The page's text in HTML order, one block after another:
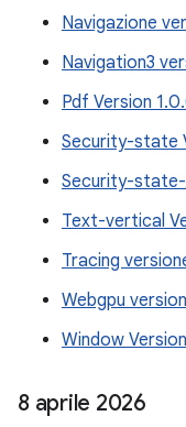
Navigazione
Navigation3
Pdf Version
Security-state
Security-
Text-vertical
Tracing
Webgpu
Window
8 aprile 2026